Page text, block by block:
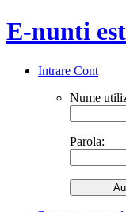
E-nunti
Intrare Cont
Nume
Parola: